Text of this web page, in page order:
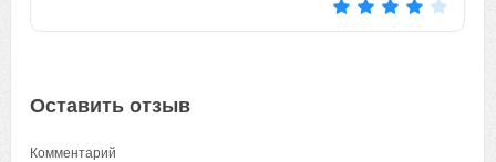
Оставить отзыв
Комментарий